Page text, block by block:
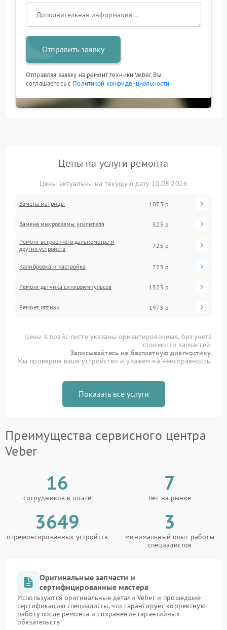
Отправить заявку
Отправляя заявку на ремонт техники Veber, Вы
соглашаетесь с Политикой конфиденциальности
Цены на услуги ремонта
Цены актуальны на текущую дату 10.08.2026
Замена матрицы 1075 р
Замена микросхемы усилителя 525 р
Ремонт встроенного дальнометра и
других устройств
725 р
Калибровка и настройка 725 р
Ремонт датчика синхроимпульсов 1525 р
Ремонт оптики 1975 р
Цены в прайс-листе указаны ориентировочные, без учета
стоимости запчастей.
Записывайтесь на бесплатную диагностику.
Мы проверим ваше устройство и укажем на неисправность.
Показать все услуги
Преимущества сервисного центра
Veber
16
сотрудников в штате
7
лет на рынке
3649
отремонтированных устройств
3
минимальный опыт работы
специалистов
Оригинальные запчасти и
сертифицированные мастера
Используются оригинальные детали Veber и прошедшие
сертификацию специалисты, что гарантирует корректную
работу после ремонта и сохранение гарантийных
обязательств